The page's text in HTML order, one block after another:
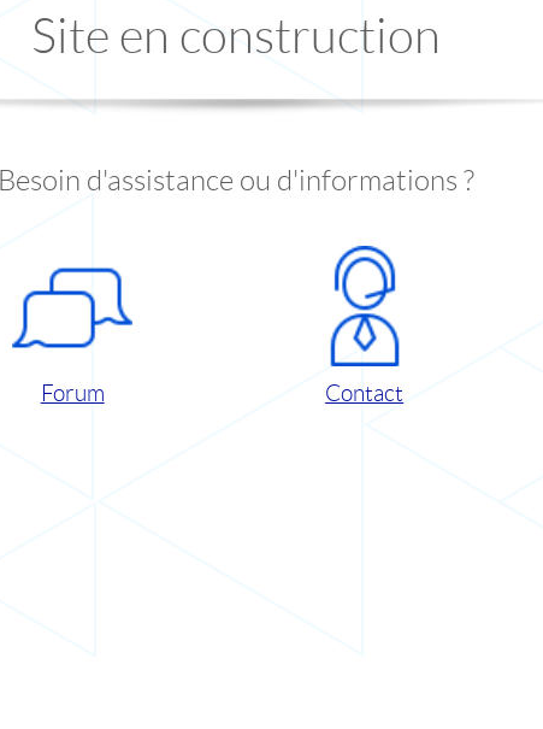
Site en construction
Besoin d'assistance ou d'informations ?
Forum Contact